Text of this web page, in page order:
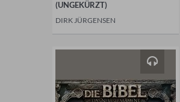
(UNGEKÜRZT)
DIRK JÜRGENSEN